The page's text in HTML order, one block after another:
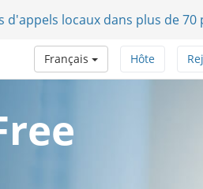
locaux dans plus de 70
Hôte
Français